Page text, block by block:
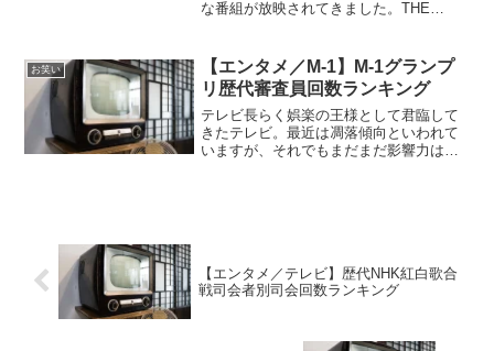
な番組が放映されてきました。THE
了してしまったりしています。今回は終
了してしまった番組の...
お笑い
【エンタメ／M-1】M-1グランプ
リ歴代審査員回数ランキング
テレビ長らく娯楽の王様として君臨して
きたテレビ。最近は凋落傾向といわれて
いますが、それでもまだまだ影響力は大
【エンタメ／テレビ】歴代NHK紅白歌合
戦司会者別司会回数ランキング